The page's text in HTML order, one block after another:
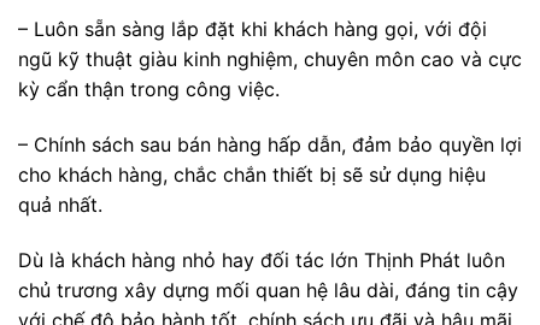
– Luôn sẵn sàng lắp đặt khi khách hàng gọi, với đội
ngũ kỹ thuật giàu kinh nghiệm, chuyên môn cao và cực
kỳ cẩn thận trong công việc.
– Chính sách sau bán hàng hấp dẫn, đảm bảo quyền lợi
cho khách hàng, chắc chắn thiết bị sẽ sử dụng hiệu
quả nhất.
Dù là khách hàng nhỏ hay đối tác lớn Thịnh Phát luôn
chủ trương xây dựng mối quan hệ lâu dài, đáng tin cậy
với chế độ bảo hành tốt, chính sách ưu đãi và hậu mãi